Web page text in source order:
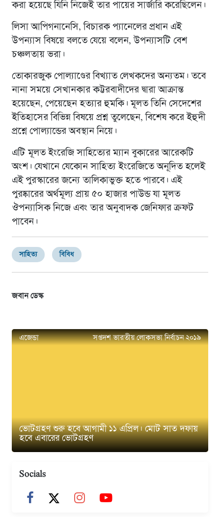
করা হয়েছে যিনি নিজেই তার পায়ের সার্জারি করেছিলেন।
লিসা আপিগনানেসি, বিচারক প্যানেলের প্রধান এই
উপন্যাস বিষয়ে বলতে যেয়ে বলেন, উপন্যাসটি বেশ
চঞ্চলতায় ভরা।
তোকারজুক পোল্যাণ্ডের বিখ্যাত লেখকদের অন্যতম। তবে
নানা সময়ে সেখানকার কট্টরবাদীদের দ্বারা আক্রান্ত
হয়েছেন, পেয়েছেন হত্যার হুমকি। মূলত তিনি সেদেশের
ইতিহাসের বিভিন্ন বিষয়ে প্রশ্ন তুলেছেন, বিশেষ করে ইহুদী
প্রশ্নে পোল্যান্ডের অবস্থান নিয়ে।
এটি মূলত ইংরেজি সাহিত্যের ম্যান বুকারের আরেকটি
অংশ। যেখানে যেকোন সাহিত্য ইংরেজিতে অনূদিত হলেই
এই পুরস্কারের জন্যে তালিকাভুক্ত হতে পারবে। এই
পুরষ্কারের অর্থমূল্য প্রায় ৫০ হাজার পাউন্ড যা মূলত
ঔপন্যাসিক নিজে এবং তার অনুবাদক জেনিফার ক্রফট
পাবেন।
সাহিত্য বিবিধ
জবান ডেস্ক
এজেন্ডা সপ্তদশ ভারতীয় লোকসভা নির্বাচন ২০১৯
ভোটগ্রহণ শুরু হবে আগামী ১১ এপ্রিল। মোট সাত দফায়
হবে এবারের ভোটগ্রহণ
Socials